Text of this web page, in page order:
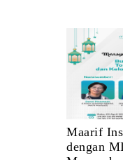
Maarif
dengan